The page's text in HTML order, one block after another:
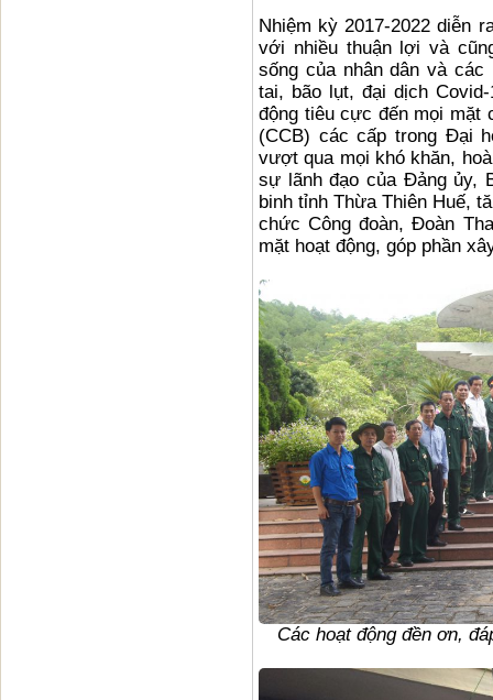
Nhiệm kỳ 2017-2022 diễn
với nhiều thuận lợi và
sống của nhân dân và
tai, bão lụt, đại dịch
động tiêu cực đến mọi mặt
(CCB) các cấp trong Đại
vượt qua mọi khó khăn,
sự lãnh đạo của Đảng ủy,
binh tỉnh Thừa Thiên Huế,
chức Công đoàn, Đoàn
mặt hoạt động, góp phần
Các hoạt động đền ơn,